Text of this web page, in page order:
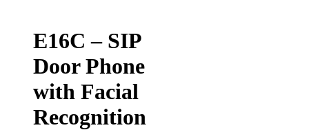
E16C – SIP
Door Phone
with Facial
Recognition